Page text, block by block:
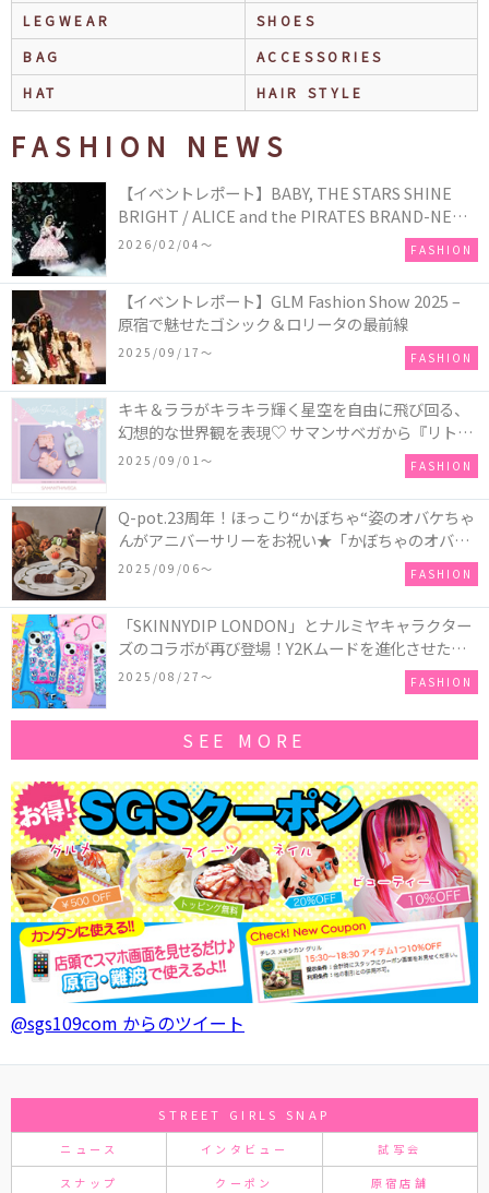
LEGWEAR
SHOES
BAG
ACCESSORIES
HAT
HAIR STYLE
FASHION NEWS
【イベントレポート】BABY, THE STARS SHINE
BRIGHT / ALICE and the PIRATES BRAND-NEW
COLLECTION in TOKYO
2026/02/04〜 FASHION
【イベントレポート】GLM Fashion Show 2025 –
原宿で魅せたゴシック＆ロリータの最前線
2025/09/17〜 FASHION
キキ＆ララがキラキラ輝く星空を自由に飛び回る、
幻想的な世界観を表現♡ サマンサベガから『リトル
ツインスターズ』50周年アニバーサリーイヤー』を
2025/09/01〜 FASHION
Q-pot.23周年！ほっこり“かぼちゃ“姿のオバケちゃ
んがアニバーサリーをお祝い★「かぼちゃのオバケ
ーキアクセサリー」が新発売！Q-pot CAFE.では
「かぼちゃのオバケーキプレート」も登場
2025/09/06〜 FASHION
「SKINNYDIP LONDON」とナルミヤキャラクター
ズのコラボが再び登場！Y2Kムードを進化させた新
作コレクションを発売♪
2025/08/27〜 FASHION
SEE MORE
@sgs109com からのツイート
STREET GIRLS SNAP
ニュース インタビュー 試写会
スナップ クーポン 原宿店舗